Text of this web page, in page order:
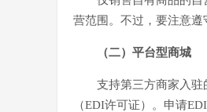
营范围。不过，要注意遵
（二）平台型商城
支持第三方商家入
（EDI许可证）。申请